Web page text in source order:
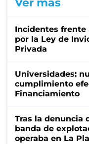
Incidentes frente
por la Ley de
Privada
Universidades:
cumplimiento
Financiamiento
Tras la denuncia
banda de
operaba en La